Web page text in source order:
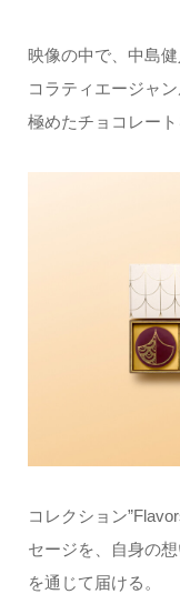
映像の中で、中島
コラティエージャ
極めたチョコレート
コレクション
セージを、自身の
を通じて届ける。